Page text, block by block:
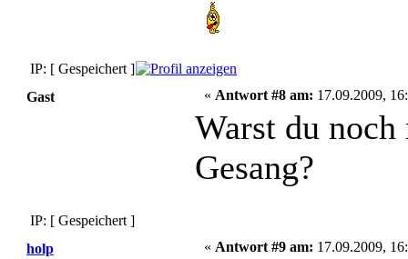
IP: [ Gespeichert ]
Gast
« Antwort #8 am: 17.09.2009,
Warst du
Gesang?
IP: [ Gespeichert ]
holp
« Antwort #9 am: 17.09.2009,